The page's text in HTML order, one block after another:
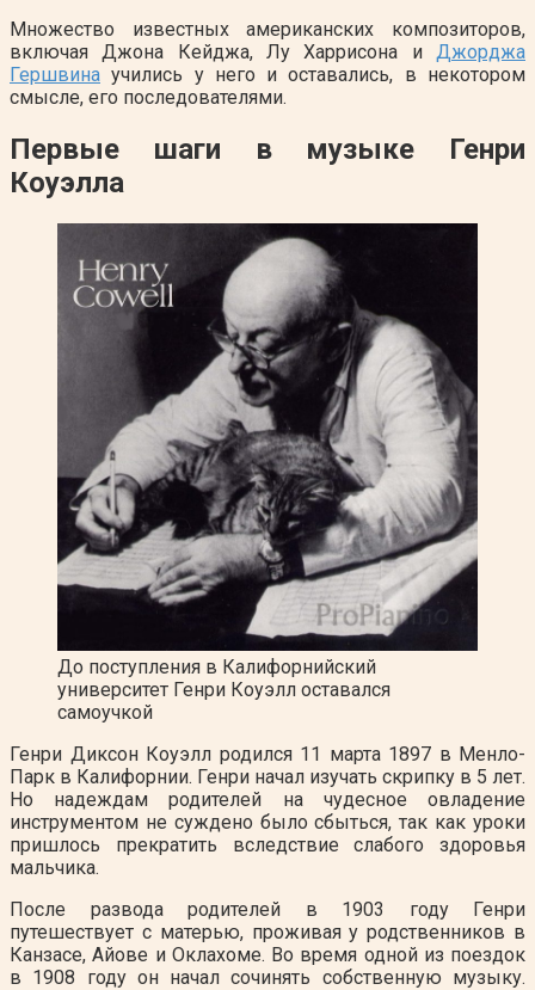
Множество известных американских композиторов,
включая Джона Кейджа, Лу Харрисона и Джорджа
Гершвина учились у него и оставались, в некотором
смысле, его последователями.
Первые шаги в музыке Генри
Коуэлла
До поступления в Калифорнийский
университет Генри Коуэлл оставался
самоучкой
Генри Диксон Коуэлл родился 11 марта 1897 в Менло-
Парк в Калифорнии. Генри начал изучать скрипку в 5 лет.
Но надеждам родителей на чудесное овладение
инструментом не суждено было сбыться, так как уроки
пришлось прекратить вследствие слабого здоровья
мальчика.
После развода родителей в 1903 году Генри
путешествует с матерью, проживая у родственников в
Канзасе, Айове и Оклахоме. Во время одной из поездок
в 1908 году он начал сочинять собственную музыку.